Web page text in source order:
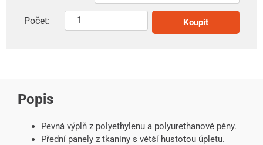
Počet: Koupit
Popis
Pevná výplň z polyethylenu a polyurethanové pěny.
Přední panely z tkaniny s větší hustotou úpletu.